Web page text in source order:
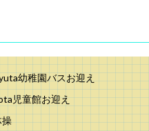
幼稚園バスお迎え
児童館お迎え